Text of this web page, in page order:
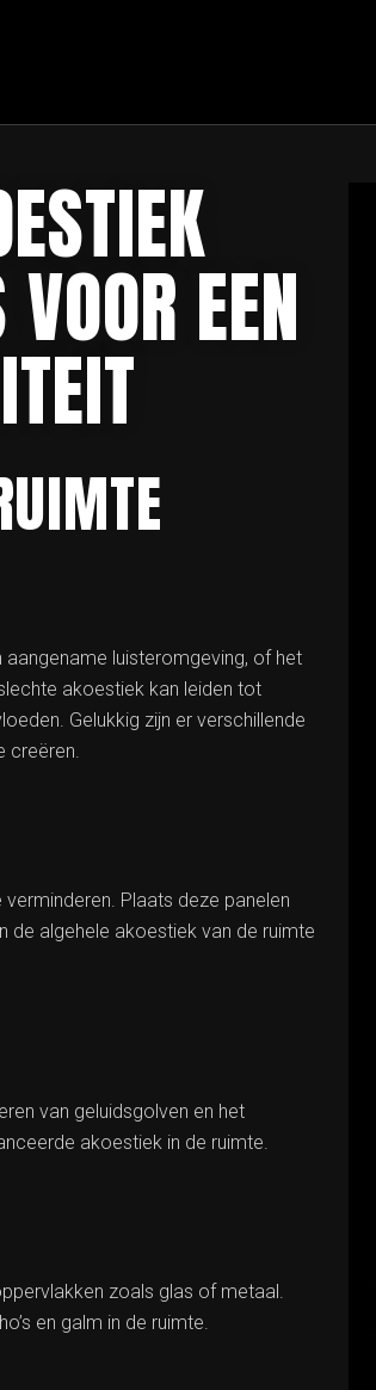
EEN
luisteromgeving, of het
akoestiek kan leiden tot
Gelukkig zijn er verschillende
creëren.
Plaats deze panelen
de algehele akoestiek van de ruimte
van geluidsgolven en het
akoestiek in de ruimte.
zoals glas of metaal.
en galm in de ruimte.